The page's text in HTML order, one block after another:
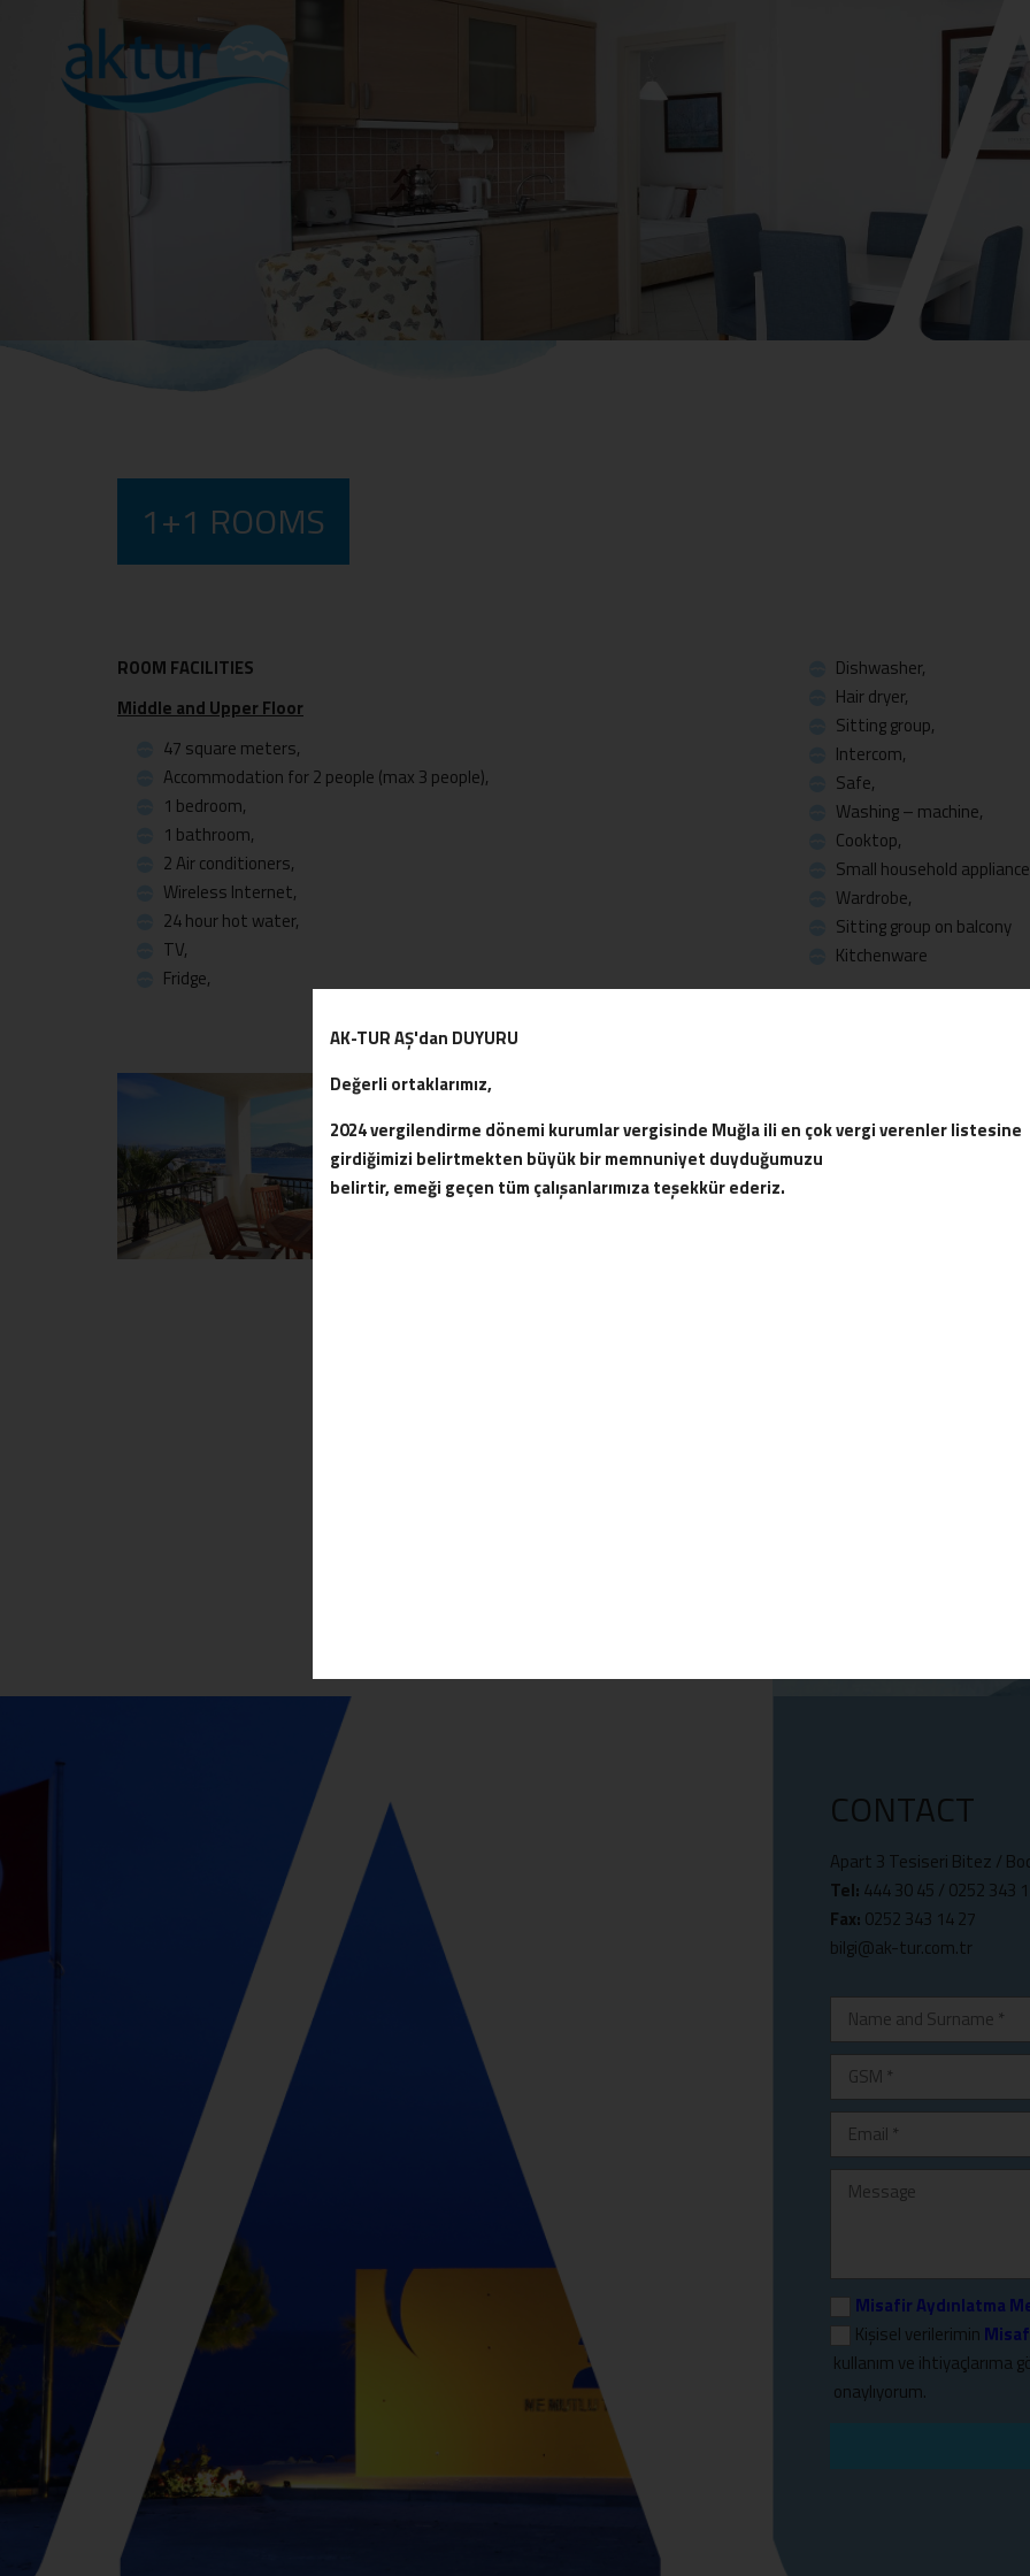
1+1 ROOMS
ROOM FACILITIES
Middle and Upper Floor
47 square meters,
Accommodation for 2 people (max 3 people),
1 bedroom,
1 bathroom,
2 Air conditioners,
Wireless Internet,
24 hour hot water,
TV,
Fridge,
Dishwasher,
Hair dryer,
Sitting group,
Intercom,
Safe,
Washing – machine,
Cooktop,
Small household
Wardrobe,
Sitting group on balcony
Kitchenware
CONTACT
Apart 3 Tesiseri Bitez /
Tel: 444 30 45 / 0252 343
Fax: 0252 343 14 27
bilgi@ak-tur.com.tr
Misafir Aydınlatma
Kişisel verilerimin
kullanım ve ihtiyaçlarıma
onaylıyorum.
AK-TUR AŞ'dan DUYURU
Değerli ortaklarımız,
2024 vergilendirme dönemi kurumlar vergisinde Muğla ili en çok vergi verenler listesine
girdiğimizi belirtmekten büyük bir memnuniyet duyduğumuzu
belirtir, emeği geçen tüm çalışanlarımıza teşekkür ederiz.